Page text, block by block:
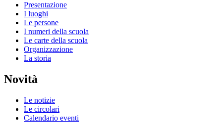
Presentazione
I luoghi
Le persone
I numeri della scuola
Le carte della scuola
Organizzazione
La storia
Novità
Le notizie
Le circolari
Calendario eventi